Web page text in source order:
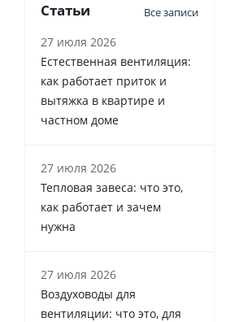
Статьи Все записи
27 июля 2026
Естественная вентиляция:
как работает приток и
вытяжка в квартире и
частном доме
27 июля 2026
Тепловая завеса: что это,
как работает и зачем
нужна
27 июля 2026
Воздуховоды для
вентиляции: что это, для